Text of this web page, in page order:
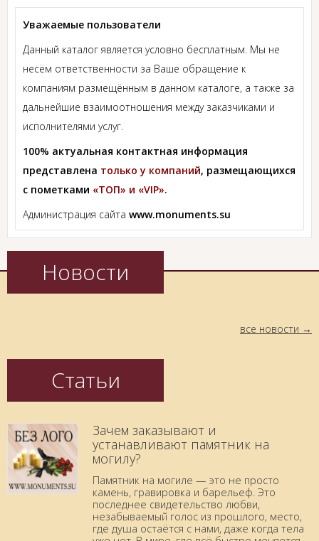
Уважаемые пользователи
Данный каталог является условно бесплатным. Мы не
несём ответственности за Ваше обращение к
компаниям размещённым в данном каталоге, а также за
дальнейшие взаимоотношения между заказчиками и
исполнителями услуг.
100% актуальная контактная информация
представлена только у компаний, размещающихся
с пометками «ТОП» и «VIP».
Администрация сайта www.monuments.su
Новости
все новости
Статьи
Зачем заказывают и
устанавливают памятник на
могилу?
Памятник на могиле — это не просто
камень, гравировка и барельеф. Это
последнее свидетельство любви,
незабываемый голос из прошлого, место,
где душа остаётся с нами, даже когда тела